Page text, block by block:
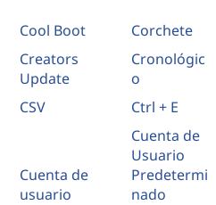
Cool Boot Corchete
Creators
Update
Cronológic
o
CSV
Ctrl + E
Cuenta de
usuario
Cuenta de
Usuario
Predetermi
nado